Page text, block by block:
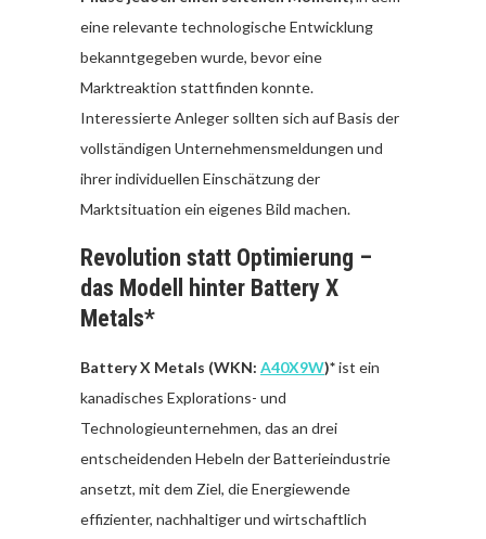
eine relevante technologische Entwicklung
bekanntgegeben wurde, bevor eine
Marktreaktion stattfinden konnte.
Interessierte Anleger sollten sich auf Basis der
vollständigen Unternehmensmeldungen und
ihrer individuellen Einschätzung der
Marktsituation ein eigenes Bild machen.
Revolution statt Optimierung –
das Modell hinter Battery X
Metals*
Battery X Metals (WKN: A40X9W)*ist ein
kanadisches Explorations- und
Technologieunternehmen, das an drei
entscheidenden Hebeln der Batterieindustrie
ansetzt, mit dem Ziel, die Energiewende
effizienter, nachhaltiger und wirtschaftlich